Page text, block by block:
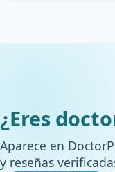
¿Eres
Aparece en
y reseñas